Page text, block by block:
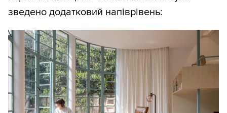
зведено додатковий напіврівень: